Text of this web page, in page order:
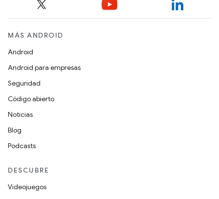
MÁS ANDROID
Android
Android para empresas
Seguridad
Código abierto
Noticias
Blog
Podcasts
DESCUBRE
Videojuegos